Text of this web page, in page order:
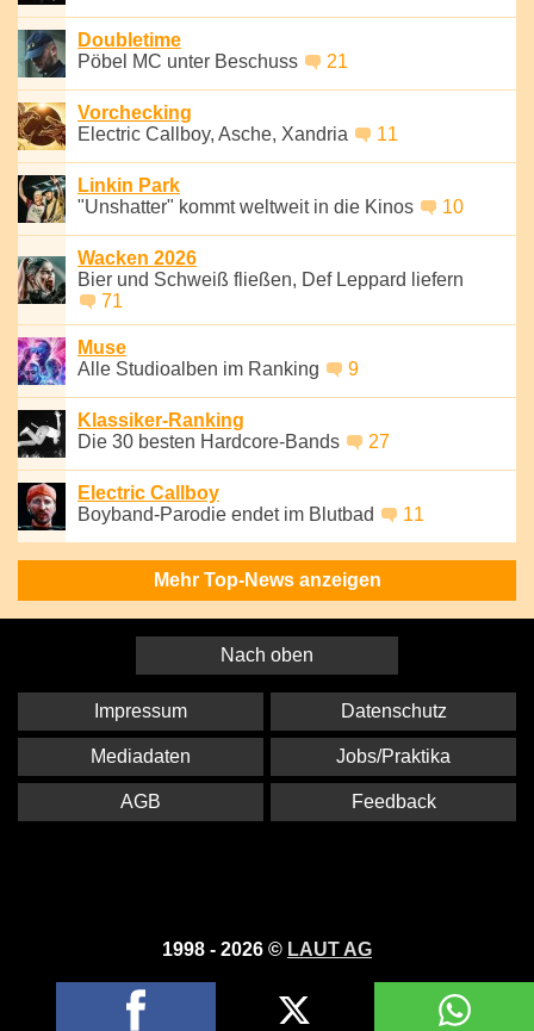
Doubletime
Pöbel MC unter Beschuss
21
Vorchecking
Electric Callboy, Asche, Xandria
11
Linkin Park
"Unshatter" kommt weltweit in die Kinos
10
Wacken 2026
Bier und Schweiß fließen, Def Leppard liefern
71
Muse
Alle Studioalben im Ranking
9
Klassiker-Ranking
Die 30 besten Hardcore-Bands
27
Electric Callboy
Boyband-Parodie endet im Blutbad
11
Mehr Top-News anzeigen
Nach oben
1998 - 2026 © LAUT AG
Impressum Datenschutz
Mediadaten Jobs/Praktika
AGB Feedback